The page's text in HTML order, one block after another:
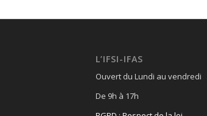
L’IFSI-IFAS
Ouvert du Lundi au vendredi
De 9h à 17h